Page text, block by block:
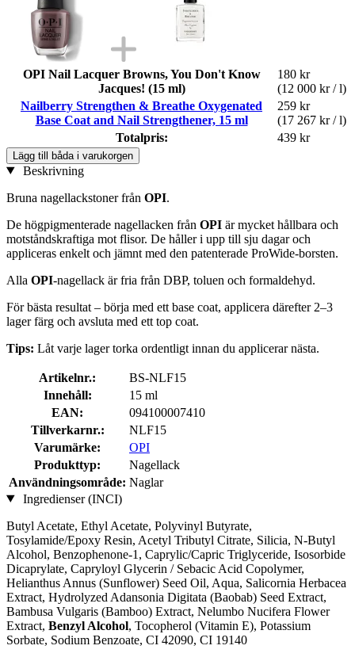
OPI Nail Lacquer Browns, You Don't Know
Jacques! (15 ml)
180 kr
(12 000 kr / l)
Nailberry Strengthen & Breathe Oxygenated
Base Coat and Nail Strengthener, 15 ml
259 kr
(17 267 kr / l)
Totalpris:
439 kr
Lägg till båda i varukorgen
Beskrivning
Bruna nagellackstoner från OPI.
De högpigmenterade nagellacken från OPI är mycket hållbara och
motståndskraftiga mot flisor. De håller i upp till sju dagar och
appliceras enkelt och jämnt med den patenterade ProWide-borsten.
Alla OPI-nagellack är fria från DBP, toluen och formaldehyd.
För bästa resultat – börja med ett base coat, applicera därefter 2–3
lager färg och avsluta med ett top coat.
Tips: Låt varje lager torka ordentligt innan du applicerar nästa.
Artikelnr.:
BS-NLF15
Innehåll:
15 ml
EAN:
094100007410
Tillverkarnr.:
NLF15
Varumärke:
OPI
Produkttyp:
Nagellack
Användningsområde: Naglar
Ingredienser (INCI)
Butyl Acetate, Ethyl Acetate, Polyvinyl Butyrate,
Tosylamide/Epoxy Resin, Acetyl Tributyl Citrate, Silicia, N-Butyl
Alcohol, Benzophenone-1, Caprylic/Capric Triglyceride, Isosorbide
Dicaprylate, Capryloyl Glycerin / Sebacic Acid Copolymer,
Helianthus Annus (Sunflower) Seed Oil, Aqua, Salicornia Herbacea
Extract, Hydrolyzed Adansonia Digitata (Baobab) Seed Extract,
Bambusa Vulgaris (Bamboo) Extract, Nelumbo Nucifera Flower
Extract, Benzyl Alcohol, Tocopherol (Vitamin E), Potassium
Sorbate, Sodium Benzoate, CI 42090, CI 19140